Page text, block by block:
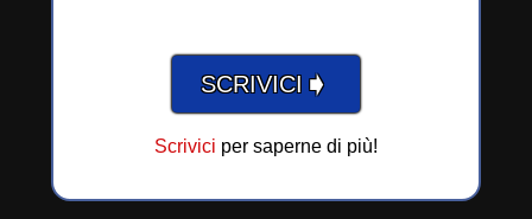
SCRIVICI ➧
Scrivici per saperne di più!